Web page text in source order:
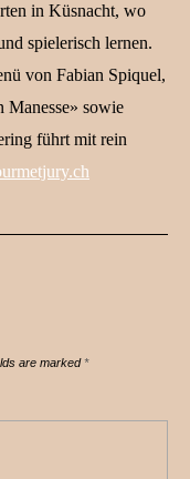
in Küsnacht, wo
spielerisch lernen.
von Fabian Spiquel,
Manesse» sowie
führt mit rein
are marked*